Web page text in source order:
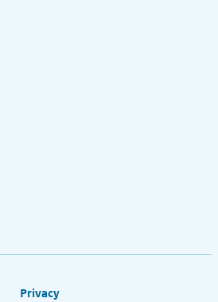
Privacy